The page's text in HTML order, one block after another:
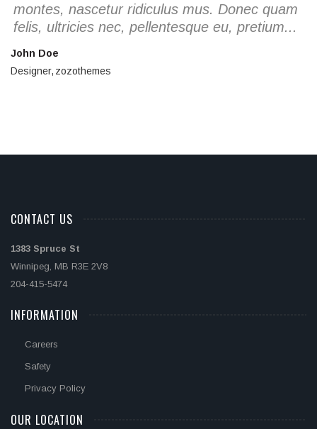
montes, nascetur ridiculus mus. Donec quam
felis, ultricies nec, pellentesque eu, pretium...
John Doe
Designer zozothemes
CONTACT US
1383 Spruce St
Winnipeg, MB R3E 2V8
204-415-5474
INFORMATION
Careers
Safety
Privacy Policy
OUR LOCATION